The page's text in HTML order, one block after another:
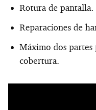
Rotura de pantalla.
Reparaciones de
Máximo dos partes
cobertura.